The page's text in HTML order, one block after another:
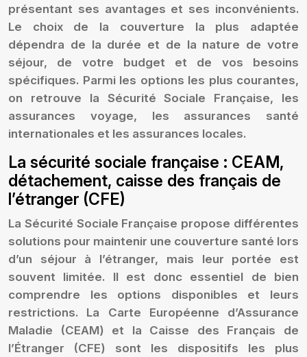
présentant ses avantages et ses inconvénients.
Le choix de la couverture la plus adaptée
dépendra de la durée et de la nature de votre
séjour, de votre budget et de vos besoins
spécifiques. Parmi les options les plus courantes,
on retrouve la Sécurité Sociale Française, les
assurances voyage, les assurances santé
internationales et les assurances locales.
La sécurité sociale française : CEAM,
détachement, caisse des français de
l’étranger (CFE)
La Sécurité Sociale Française propose différentes
solutions pour maintenir une couverture santé lors
d’un séjour à l’étranger, mais leur portée est
souvent limitée. Il est donc essentiel de bien
comprendre les options disponibles et leurs
restrictions. La Carte Européenne d’Assurance
Maladie (CEAM) et la Caisse des Français de
l’Étranger (CFE) sont les dispositifs les plus